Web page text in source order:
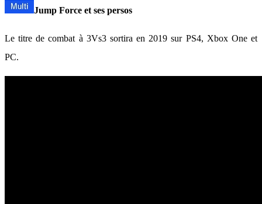
Jump Force et ses persos
Le titre de combat à 3Vs3 sortira en 2019 sur PS4, Xbox One et
PC.